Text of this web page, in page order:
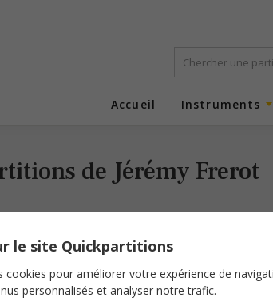
Accueil Instruments
de Jérémy Frerot
le site Quickpartitions
cookies pour améliorer votre expérience de
personnalisés et analyser notre trafic.